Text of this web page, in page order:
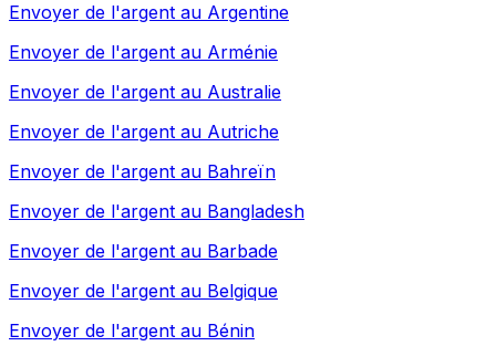
Envoyer de l'argent au Argentine
Envoyer de l'argent au Arménie
Envoyer de l'argent au Australie
Envoyer de l'argent au Autriche
Envoyer de l'argent au Bahreïn
Envoyer de l'argent au Bangladesh
Envoyer de l'argent au Barbade
Envoyer de l'argent au Belgique
Envoyer de l'argent au Bénin